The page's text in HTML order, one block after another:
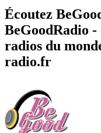
Écoutez
BeGoodRadio -
radios du
radio.fr